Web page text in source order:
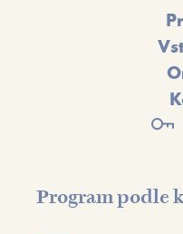
Program podle